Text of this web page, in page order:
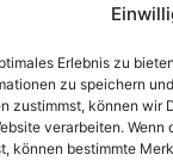
Erlebnis zu
zu speichern
zustimmst, können wir
verarbeiten.
können bestimmte